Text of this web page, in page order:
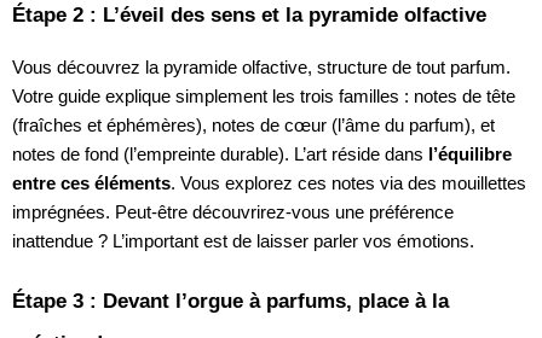
Étape 2 : L’éveil des sens et la pyramide olfactive
Vous découvrez la pyramide olfactive, structure de tout parfum.
Votre guide explique simplement les trois familles : notes de tête
(fraîches et éphémères), notes de cœur (l’âme du parfum), et
notes de fond (l’empreinte durable). L’art réside dans
l’équilibre
entre ces éléments. Vous explorez ces notes via des mouillettes
imprégnées. Peut-être découvrirez-vous une préférence
inattendue ? L’important est de laisser parler vos émotions.
Étape 3 : Devant l’orgue à parfums, place à la